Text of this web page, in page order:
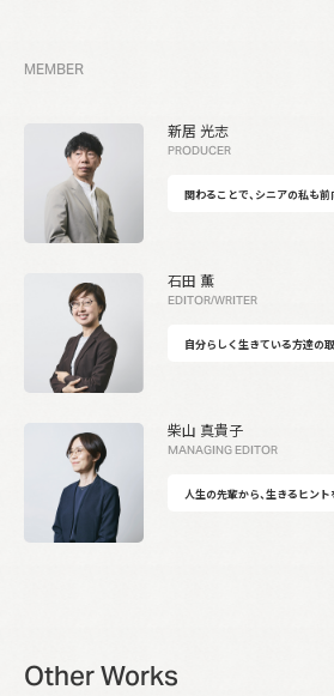
MEMBER
新居 光志
PRODUCER
関わることで、シニアの私も前
石田 薫
EDITOR/WRITER
自分らしく生きている方達の
柴山 真貴子
MANAGING EDITOR
人生の先輩から、生きるヒント
Other Works